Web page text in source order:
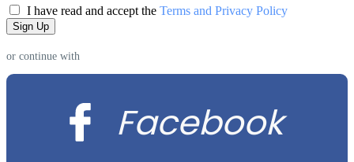
I have read and accept the Terms and Privacy Policy
or continue with
Facebook